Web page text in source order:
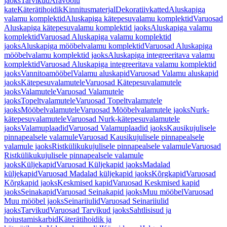
kateKäterätihoidikKinnitusmaterjalDekoratiivkattedAluskapiga
valamu komplektidAluskapiga kätepesuvalamu komplektidVaruosad
Aluskapiga kätepesuvalamu komplektid jaoksAluskapiga valamu
komplektidVaruosad Aluskapiga valamu komplektid
jaoksAluskapiga mööbelvalamu komplektidVaruosad Aluskapiga
mööbelvalamu komplektid jaoksAluskapiga integreeritava valamu
komplektidVaruosad Aluskapiga integreeritava valamu komplektid
jaoksVannitoamööbelValamu aluskapidVaruosad Valamu aluskapid
jaoksKätepesuvalamuteleVaruosad Kätepesuvalamutele
jaoksValamuteleVaruosad Valamutele
jaoksTopeltvalamuteleVaruosad Topeltvalamutele
jaoksMööbelvalamuteleVaruosad Mööbelvalamutele jaoksNurk-
kätepesuvalamuteleVaruosad Nurk-kätepesuvalamutele
jaoksValamuplaadidVaruosad Valamuplaadid jaoksKausikujulisele
pinnapealsele valamuleVaruosad Kausikujulisele pinnapealsele
valamule jaoksRistkülikukujulisele pinnapealsele valamuleVaruosad
Ristkülikukujulisele pinnapealsele valamule
jaoksKüljekapidVaruosad Küljekapid jaoksMadalad
küljekapidVaruosad Madalad küljekapid jaoksKõrgkapidVaruosad
Kõrgkapid jaoksKeskmised kapidVaruosad Keskmised kapid
jaoksSeinakapidVaruosad Seinakapid jaoksMuu mööbelVaruosad
Muu mööbel jaoksSeinariiulidVaruosad Seinariiulid
jaoksTarvikudVaruosad Tarvikud jaoksSahtlisisud ja
hoiustamiskarbidKäterätihoidik ja